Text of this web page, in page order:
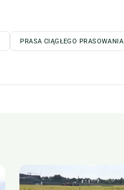
PRASA CIĄGŁEGO PRASOWANIA